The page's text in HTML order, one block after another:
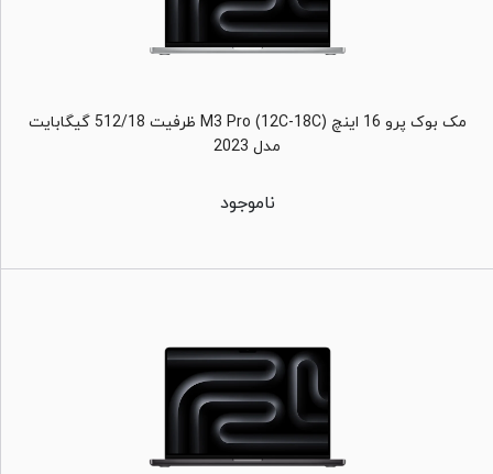
مک بوک پرو 16 اینچ M3 Pro (12C-18C) ظرفیت 512/18 گیگابایت
مدل 2023
ناموجود